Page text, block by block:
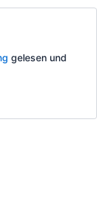
gelesen und